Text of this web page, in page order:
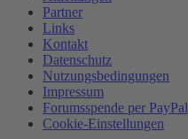
Partner
Links
Kontakt
Datenschutz
Nutzungsbedingungen
Impressum
Forumsspende per PayPal
Cookie-Einstellungen